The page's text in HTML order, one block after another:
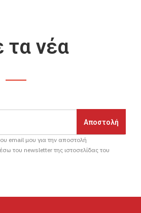
τα νέα
email μου για την αποστολή
του newsletter της ιστοσελίδας του